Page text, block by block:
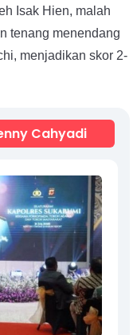
Isak Hien, malah
tenang menendang
menjadikan skor 2-
Cahyadi